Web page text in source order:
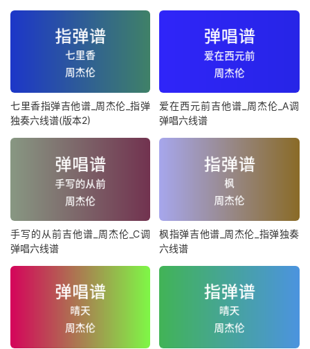
七里香指弹吉他谱_周杰伦_指弹
独奏六线谱(版本2)
爱在西元前吉他谱_周杰伦_A调
弹唱六线谱
手写的从前吉他谱_周杰伦_C调
弹唱六线谱
枫指弹吉他谱_周杰伦_指弹独奏
六线谱